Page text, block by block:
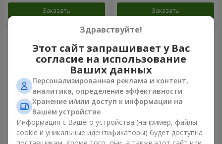
Заказать Заказать
Букет "Tarnis" Монобукет из 9 белых роз
Здравствуйте!
Этот сайт запрашивает у Вас
согласие на использование
Ваших данных
Персонализированная реклама и контент,
аналитика, определение эффективности
Хранение и/или доступ к информации на
Вашем устройстве
Информация с Вашего устройства (например, файлы
cookie и уникальные идентификаторы) будет доступна